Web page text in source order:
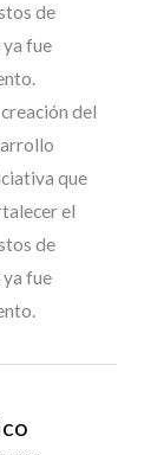
de
fue
del
que
el
de
fue